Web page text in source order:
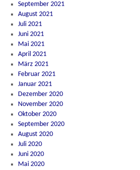
September 2021
August 2021
Juli 2021
Juni 2021
Mai 2021
April 2021
März 2021
Februar 2021
Januar 2021
Dezember 2020
November 2020
Oktober 2020
September 2020
August 2020
Juli 2020
Juni 2020
Mai 2020